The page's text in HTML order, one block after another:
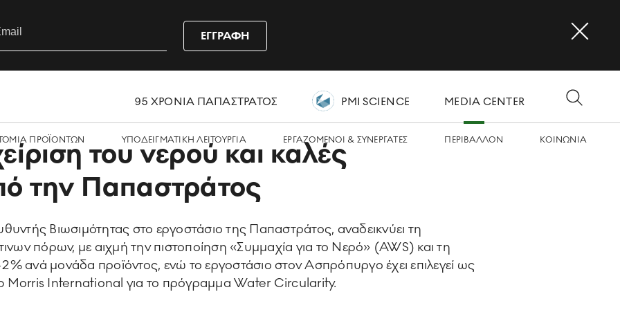
ΕΓΓΡΑΦΗ
95 ΧΡΟΝΙΑ ΠΑΠΑΣΤΡΑΤΟΣ PMI SCIENCE MEDIA CENTER
ΠΡΟΪΟΝΤΩΝ ΥΠΟΔΕΙΓΜΑΤΙΚΗ ΛΕΙΤΟΥΡΓΙΑ ΕΡΓΑZOMΕΝΟΙ & ΣΥΝΕΡΓΑΤΕΣ ΠΕΡΙΒΑΛΛΟΝ ΚΟΙΝΩΝΙA
του νερού και καλές
την Παπαστράτος
Βιωσιμότητας στο εργοστάσιο της Παπαστράτος, αναδεικνύει τη
πόρων, με αιχμή την πιστοποίηση «Συμμαχία για το Νερό» (AWS) και τη
ανά μονάδα προϊόντος, ενώ το εργοστάσιο στον Ασπρόπυργο έχει επιλεγεί ως
Morris International για το πρόγραμμα Water Circularity.